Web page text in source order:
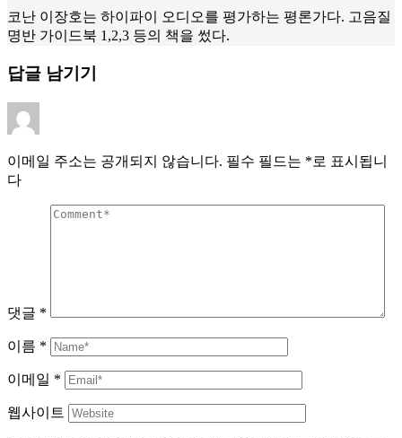
코난 이장호는 하이파이 오디오를 평가하는 평론가다. 고음질
명반 가이드북 1,2,3 등의 책을 썼다.
답글 남기기
이메일 주소는 공개되지 않습니다. 필수 필드는 *로 표시됩니
다
댓글 *
이름 *
이메일 *
웹사이트